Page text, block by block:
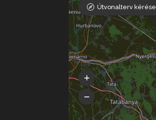
Útvonalterv kérése